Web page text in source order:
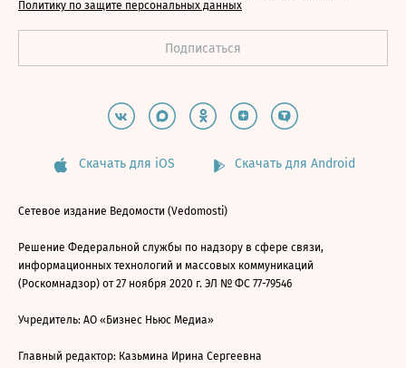
Политику по защите персональных данных
Скачать для iOS Скачать для Android
Сетевое издание Ведомости (Vedomosti)
Решение Федеральной службы по надзору в сфере связи,
информационных технологий и массовых коммуникаций
(Роскомнадзор) от 27 ноября 2020 г. ЭЛ № ФС 77-79546
Учредитель: АО «Бизнес Ньюс Медиа»
Главный редактор: Казьмина Ирина Сергеевна